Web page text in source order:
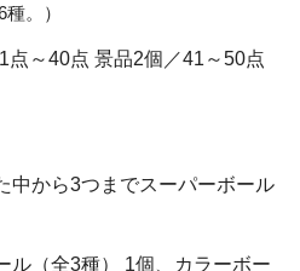
。）
点～40点 景品2個／41～50点
中から3つまでスーパーボール
（全3種） 1個、カラーボー